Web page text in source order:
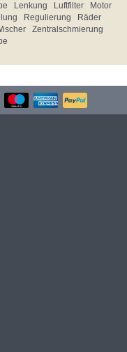
Lenkung Luftfilter
Motor
Regulierung
Räder
Zentralschmierung